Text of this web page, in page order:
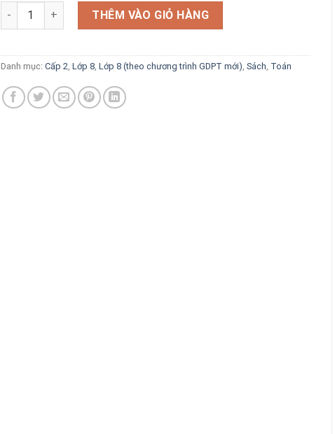
là:
85.000 VND.
tại
là:
59.500 VND.
Giúp em giỏi Toán 8 tập 2 - theo chương trình GDPT mới (KN) số lượng
THÊM VÀO GIỎ HÀNG
Danh mục: Cấp 2 Lớp 8 Lớp 8 (theo chương trình GDPT mới) Sách Toán